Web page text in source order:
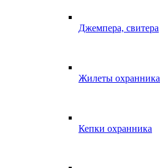
Джемпера, свитера
Жилеты
Кепки охранника